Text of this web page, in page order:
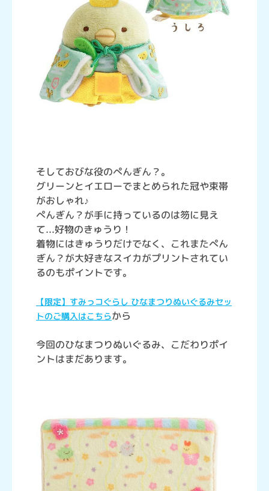
そしておびな役のぺんぎん？。
グリーンとイエローでまとめられた冠や束帯
がおしゃれ♪
ぺんぎん？が手に持っているのは笏に見え
て...好物のきゅうり！
着物にはきゅうりだけでなく、これまたぺん
ぎん？が大好きなスイカがプリントされてい
るのもポイントです。
【限定】すみっコぐらし ひなまつりぬいぐるみセッ
トのご購入はこちらから
今回のひなまつりぬいぐるみ、こだわりポイ
ントはまだあります。